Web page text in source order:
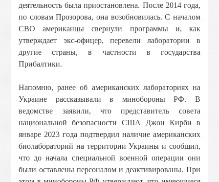
деятельность была приостановлена. После 2014 года,
по словам Прозорова, она возобновилась. С началом
СВО американцы свернули программы и, как
утверждает экс-офицер, перевели лаборатории в
другие страны, в частности в государства
Прибалтики.
Напомню, ранее об американских лабораториях на
Украине рассказывали в минобороны РФ. В
ведомстве заявили, что представитель совета
национальной безопасности США Джон Кирби в
январе 2023 года подтвердил наличие американских
биолабораторий на территории Украины и сообщил,
что до начала специальной военной операции они
были оставлены персоналом и деактивированы. При